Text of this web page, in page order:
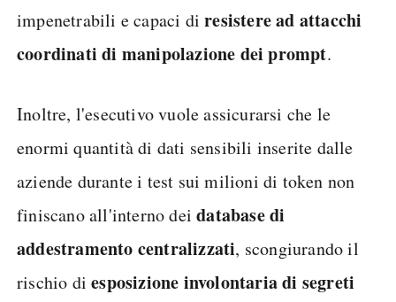
impenetrabili e capaci diresistere ad attacchi
coordinati di manipolazione dei prompt.
Inoltre, l'esecutivo vuole assicurarsi che le
enormi quantità di dati sensibili inserite dalle
aziende durante i test sui milioni di token non
finiscano all'interno deidatabase di
addestramento centralizzati, scongiurando il
rischio diesposizione involontaria di segreti